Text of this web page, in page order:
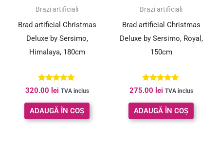
Brazi artificiali
Brad artificial Christmas
Deluxe by Sersimo,
Himalaya, 180cm
Evaluat la
5.00
din 5
320.00 lei TVA inclus
ADAUGĂ ÎN COȘ
Brazi artificiali
Brad artificial Christmas
Deluxe by Sersimo, Royal,
150cm
Evaluat la
5.00
din 5
275.00 lei TVA inclus
ADAUGĂ ÎN COȘ